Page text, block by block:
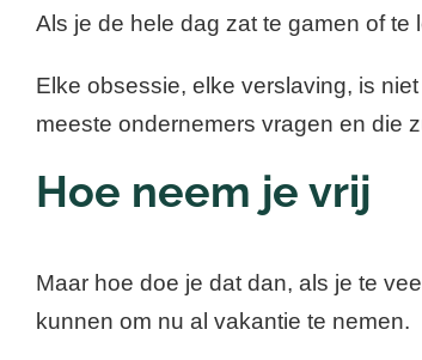
Als je de hele dag zat te gamen of
Elke obsessie, elke verslaving, is
meeste ondernemers vragen en die
Hoe neem je vrij
Maar hoe doe je dat dan, als je te
kunnen om nu al vakantie te nemen.